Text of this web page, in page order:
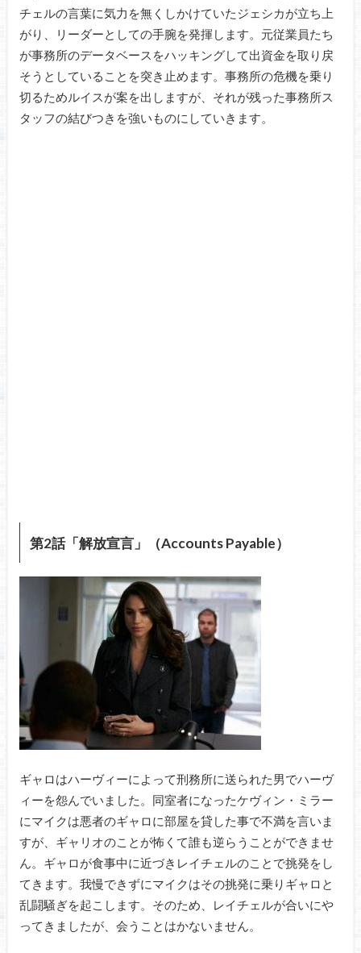
チェルの言葉に気力を無くしかけていたジェシカが立ち上
がり、リーダーとしての手腕を発揮します。元従業員たち
が事務所のデータベースをハッキングして出資金を取り戻
そうとしていることを突き止めます。事務所の危機を乗り
切るためルイスが案を出しますが、それが残った事務所ス
タッフの結びつきを強いものにしていきます。
第2話「解放宣言」（Accounts Payable）
ギャロはハーヴィーによって刑務所に送られた男でハーヴ
ィーを怨んでいました。同室者になったケヴィン・ミラー
にマイクは悪者のギャロに部屋を貸した事で不満を言いま
すが、ギャリオのことが怖くて誰も逆らうことができませ
ん。ギャロが食事中に近づきレイチェルのことで挑発をし
てきます。我慢できずにマイクはその挑発に乗りギャロと
乱闘騒ぎを起こします。そのため、レイチェルが合いにや
ってきましたが、会うことはかないません。